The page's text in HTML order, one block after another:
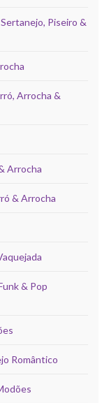
Piseiro &
Arrocha &
Arrocha
& Arrocha
& Pop
Romântico